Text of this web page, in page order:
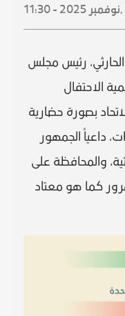
نوفمبر 2025 - 11:30
رئيس مجلس
الاحتفال
بصورة حضارية
داعياً الجمهور
والمحافظة على
كما هو معتاد